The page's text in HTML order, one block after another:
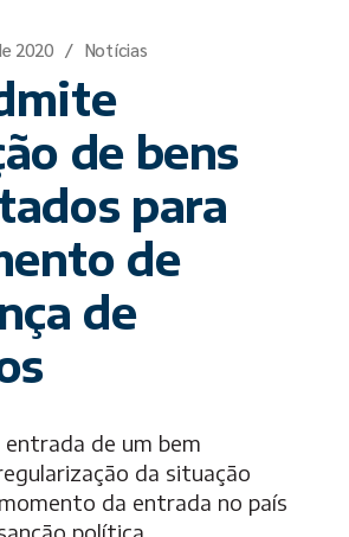
2020 Notícias
de bens
para
de
de
entrada de um bem
da situação
da entrada no país